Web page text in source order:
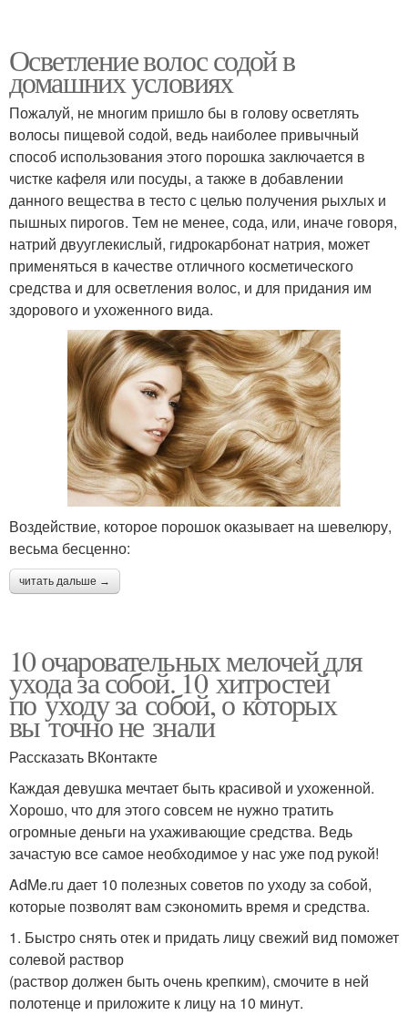
Осветление волос содой в
домашних условиях
Пожалуй, не многим пришло бы в голову осветлять
волосы пищевой содой, ведь наиболее привычный
способ использования этого порошка заключается в
чистке кафеля или посуды, а также в добавлении
данного вещества в тесто с целью получения рыхлых и
пышных пирогов. Тем не менее, сода, или, иначе говоря,
натрий двууглекислый, гидрокарбонат натрия, может
применяться в качестве отличного косметического
средства и для осветления волос, и для придания им
здорового и ухоженного вида.
Воздействие, которое порошок оказывает на шевелюру,
весьма бесценно:
читать дальше →
10 очаровательных мелочей для
ухода за собой. 10 хитростей
по уходу за собой, о которых
вы точно не знали
Рассказать ВКонтакте
Каждая девушка мечтает быть красивой и ухоженной.
Хорошо, что для этого совсем не нужно тратить
огромные деньги на ухаживающие средства. Ведь
зачастую все самое необходимое у нас уже под рукой!
AdMe.ru дает 10 полезных советов по уходу за собой,
которые позволят вам сэкономить время и средства.
1. Быстро снять отек и придать лицу свежий вид поможет
солевой раствор
(раствор должен быть очень крепким), смочите в ней
полотенце и приложите к лицу на 10 минут.